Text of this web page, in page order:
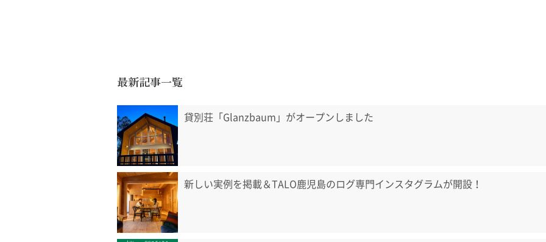
最新記事一覧
貸別荘「Glanzbaum」がオープンしました
新しい実例を掲載＆TALO鹿児島のログ専門インスタグラムが開設！